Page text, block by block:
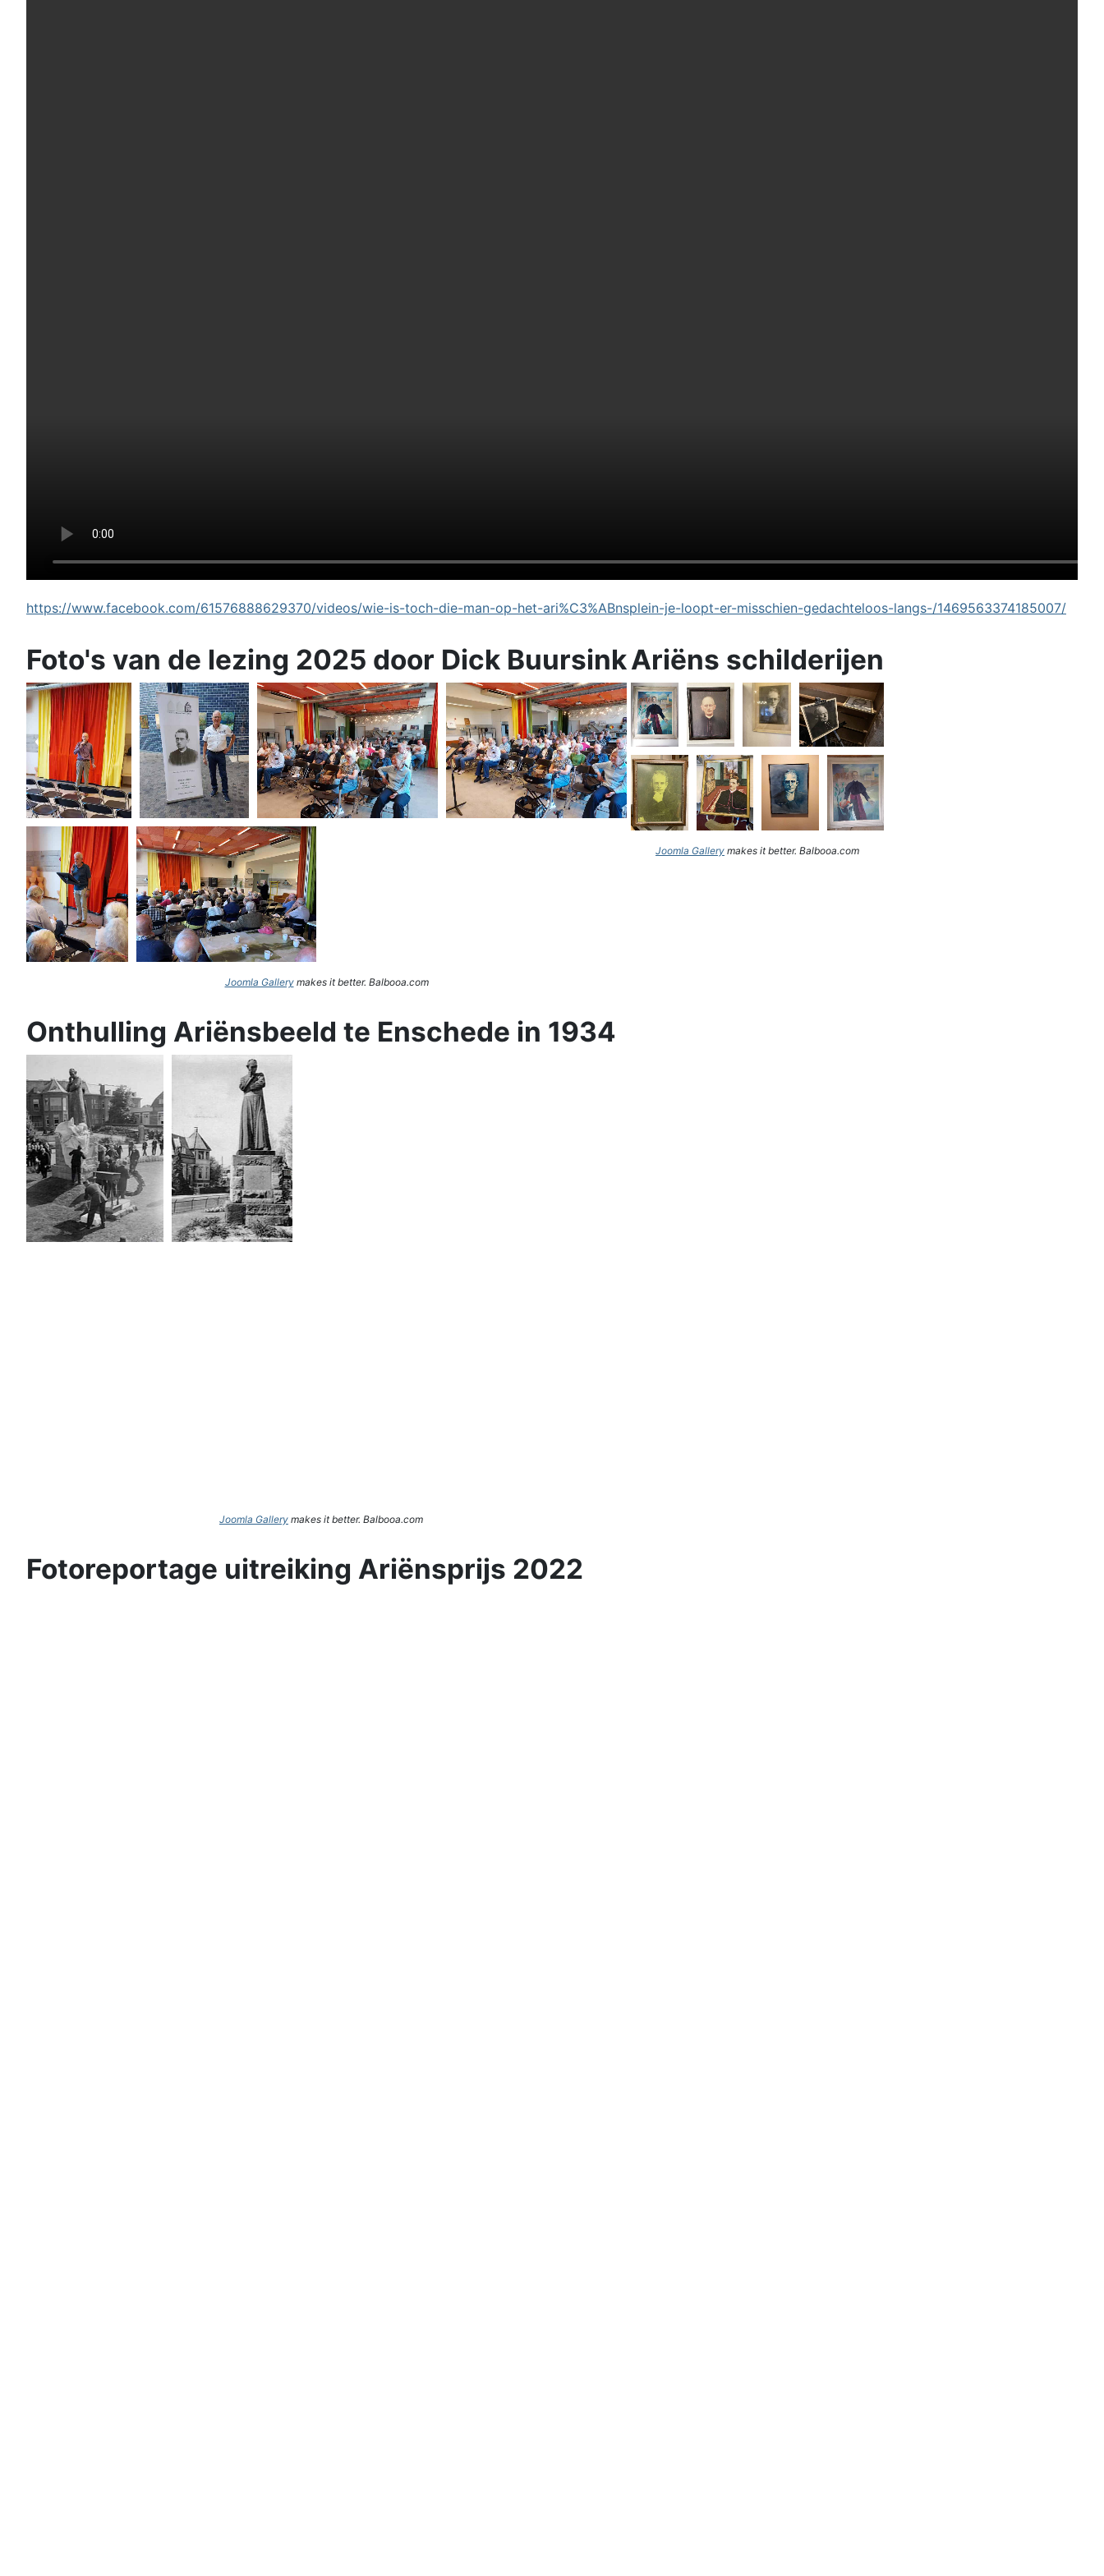
https://www.facebook.com/61576888629370/videos/wie-is-toch-die-man-op-het-ari%C3%ABnsplein-je-loopt-er-misschien-gedachteloos-langs-/1469563374185007/
Foto's van de lezing 2025 door Dick Buursink
Joomla Gallerymakes it better. Balbooa.com
Ariëns schilderijen
Joomla Gallery makes it better. Balbooa.com
Onthulling Ariënsbeeld te Enschede in 1934
Joomla Gallery makes it better. Balbooa.com
Fotoreportage uitreiking Ariënsprijs 2022